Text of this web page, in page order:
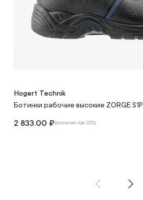
Hogert Technik
Ботинки рабочие высокие ZORGE S1P
2 833.00 ₽(включая ндс 22%)